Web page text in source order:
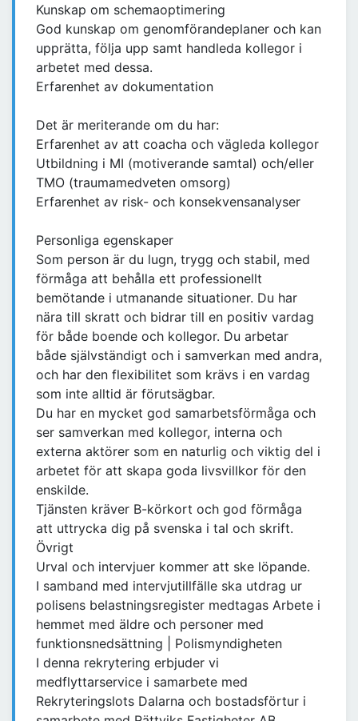
Kunskap om schemaoptimering
God kunskap om genomförandeplaner och kan
upprätta, följa upp samt handleda kollegor i
arbetet med dessa.
Erfarenhet av dokumentation
Det är meriterande om du har:
Erfarenhet av att coacha och vägleda kollegor
Utbildning i MI (motiverande samtal) och/eller
TMO (traumamedveten omsorg)
Erfarenhet av risk- och konsekvensanalyser
Personliga egenskaper
Som person är du lugn, trygg och stabil, med
förmåga att behålla ett professionellt
bemötande i utmanande situationer. Du har
nära till skratt och bidrar till en positiv vardag
för både boende och kollegor. Du arbetar
både självständigt och i samverkan med andra,
och har den flexibilitet som krävs i en vardag
som inte alltid är förutsägbar.
Du har en mycket god samarbetsförmåga och
ser samverkan med kollegor, interna och
externa aktörer som en naturlig och viktig del i
arbetet för att skapa goda livsvillkor för den
enskilde.
Tjänsten kräver B-körkort och god förmåga
att uttrycka dig på svenska i tal och skrift.
Övrigt
Urval och intervjuer kommer att ske löpande.
I samband med intervjutillfälle ska utdrag ur
polisens belastningsregister medtagas Arbete i
hemmet med äldre och personer med
funktionsnedsättning | Polismyndigheten
I denna rekrytering erbjuder vi
medflyttarservice i samarbete med
Rekryteringslots Dalarna och bostadsförtur i